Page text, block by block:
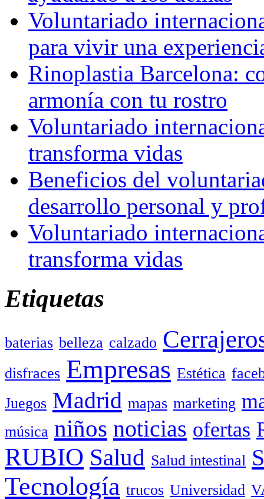
Voluntariado
para vivir una
Rinoplastia Barcelona:
armonía con tu rostro
Voluntariado
transforma vidas
Beneficios del
desarrollo personal y
Voluntariado
transforma vidas
Etiquetas
baterias belleza calzado
disfraces Empresas Estética
Juegos Madrid mapas marketing
música niños noticias ofertas
RUBIO Salud Salud intestinal
Tecnología trucos Universidad